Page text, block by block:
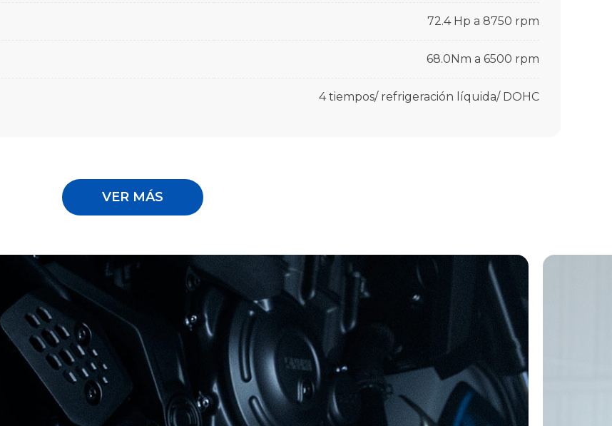
72.4 Hp a 8750 rpm
68.0Nm a 6500 rpm
4 tiempos/ refrigeración líquida/ DOHC
VER MÁS